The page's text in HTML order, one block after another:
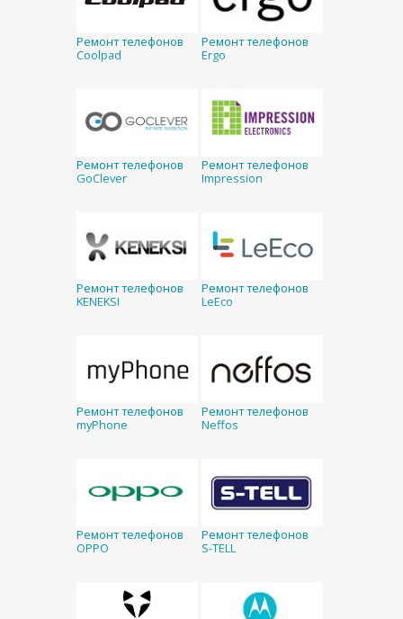
Ремонт телефонов
Coolpad
Ремонт телефонов
Ergo
Ремонт телефонов
GoClever
Ремонт телефонов
Impression
Ремонт телефонов
KENEKSI
Ремонт телефонов
LeEco
Ремонт телефонов
myPhone
Ремонт телефонов
Neffos
Ремонт телефонов
OPPO
Ремонт телефонов
S-TELL